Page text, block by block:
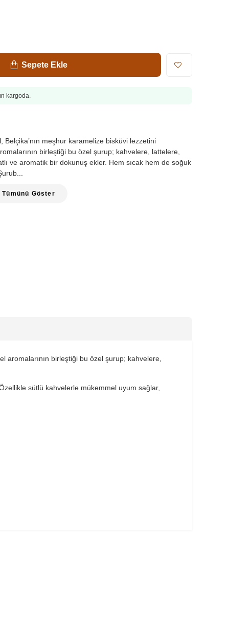
Sepete Ekle
meşhur karamelize bisküvi lezzetini
birleştiği bu özel şurup; kahvelere, lattelere,
ve aromatik bir dokunuş ekler. Hem sıcak hem de soğuk
Tümünü Göster
kargoda.
aromalarının birleştiği bu özel şurup; kahvelere,
sütlü kahvelerle mükemmel uyum sağlar,